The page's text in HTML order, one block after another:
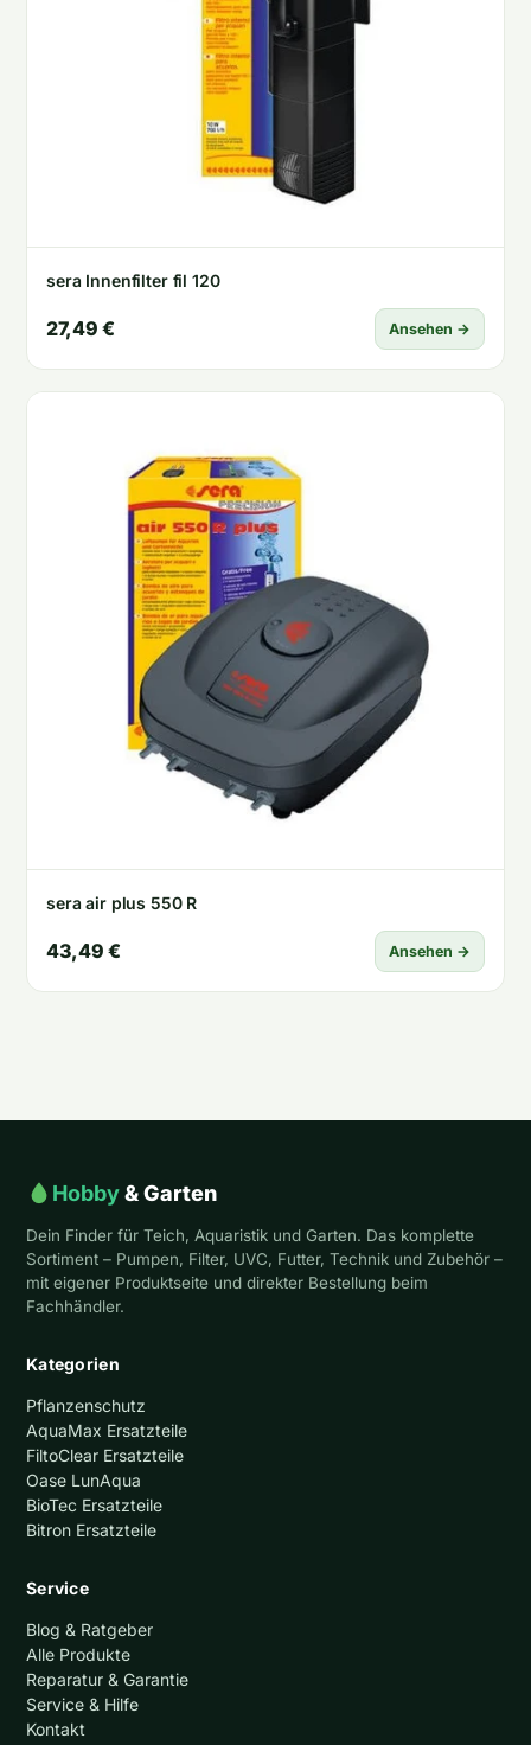
sera Innenfilter fil 120
27,49 € Ansehen →
sera air plus 550 R
43,49 € Ansehen →
Hobby& Garten
Dein Finder für Teich, Aquaristik und Garten. Das komplette
Sortiment – Pumpen, Filter, UVC, Futter, Technik und Zubehör –
mit eigener Produktseite und direkter Bestellung beim
Fachhändler.
Kategorien
Pflanzenschutz
AquaMax Ersatzteile
FiltoClear Ersatzteile
Oase LunAqua
BioTec Ersatzteile
Bitron Ersatzteile
Service
Blog & Ratgeber
Alle Produkte
Reparatur & Garantie
Service & Hilfe
Kontakt